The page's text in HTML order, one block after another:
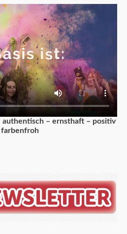
authentisch – ernsthaft – positiv
farbenfroh